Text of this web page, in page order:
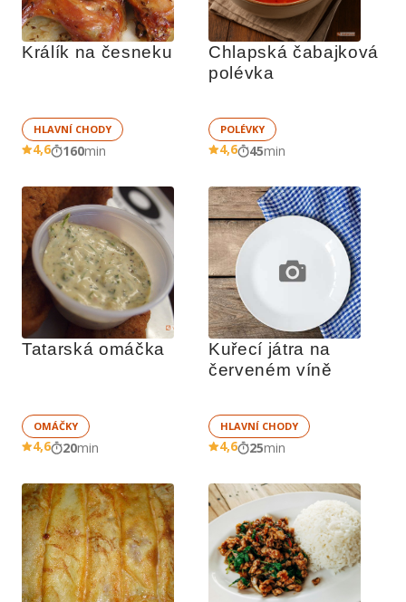
Králík na česneku
HLAVNÍ CHODY
4,6 160min
Chlapská čabajková
polévka
POLÉVKY
4,6 45min
Tatarská omáčka
OMÁČKY
4,6 20min
Kuřecí játra na
červeném víně
HLAVNÍ CHODY
4,6 25min